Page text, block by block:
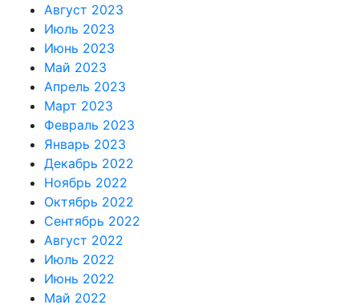
Август 2023
Июль 2023
Июнь 2023
Май 2023
Апрель 2023
Март 2023
Февраль 2023
Январь 2023
Декабрь 2022
Ноябрь 2022
Октябрь 2022
Сентябрь 2022
Август 2022
Июль 2022
Июнь 2022
Май 2022